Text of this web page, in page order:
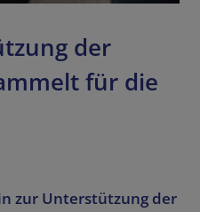
der
für die
zur Unterstützung der